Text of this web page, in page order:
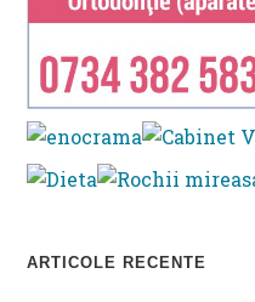
ARTICOLE RECENTE